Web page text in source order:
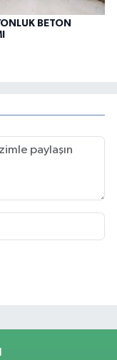
BETON